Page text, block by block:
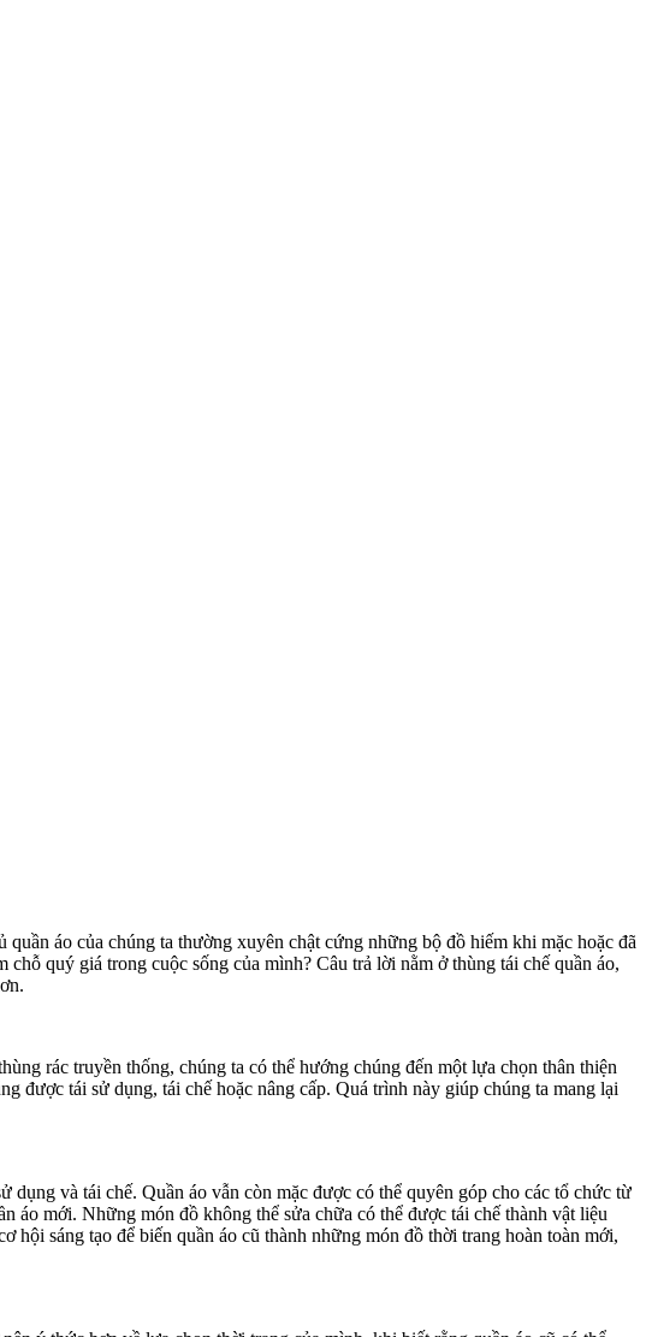
áo của chúng ta thường xuyên chật cứng những bộ đồ hiếm khi mặc hoặc đã
quý giá trong cuộc sống của mình? Câu trả lời nằm ở thùng tái chế quần áo,
rác truyền thống, chúng ta có thể hướng chúng đến một lựa chọn thân thiện
được tái sử dụng, tái chế hoặc nâng cấp. Quá trình này giúp chúng ta mang lại
và tái chế. Quần áo vẫn còn mặc được có thể quyên góp cho các tổ chức từ
áo mới. Những món đồ không thể sửa chữa có thể được tái chế thành vật liệu
hội sáng tạo để biến quần áo cũ thành những món đồ thời trang hoàn toàn mới,